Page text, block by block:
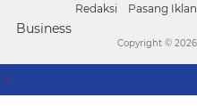
Redaksi Pasang Iklan
Business
Copyright ©